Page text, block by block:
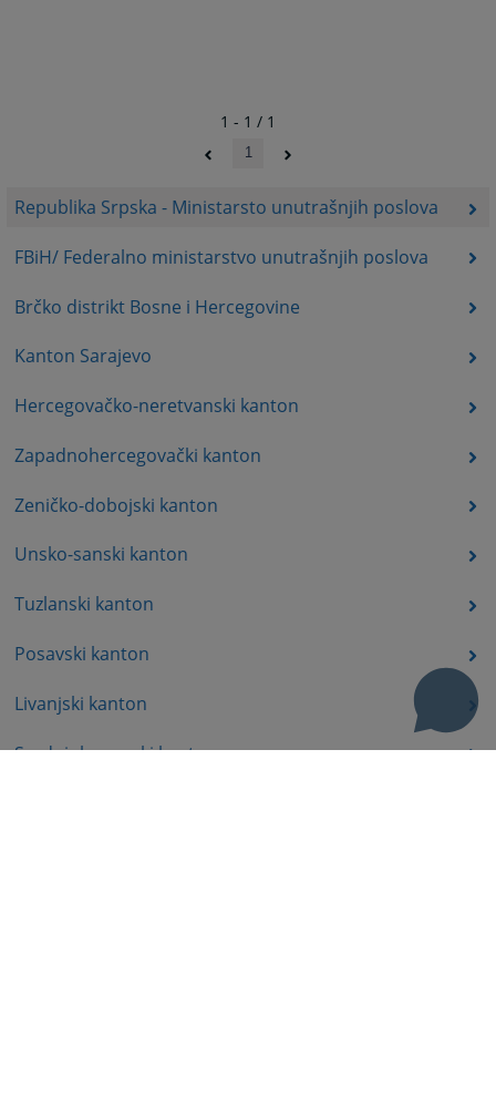
Republika Srpska - Ministarsto unutrašnjih poslova
FBiH/ Federalno ministarstvo unutrašnjih poslova
Brčko distrikt Bosne i Hercegovine
Kanton Sarajevo
Hercegovačko-neretvanski kanton
Zapadnohercegovački kanton
Zeničko-dobojski kanton
Unsko-sanski kanton
Tuzlanski kanton
Posavski kanton
Livanjski kanton
Srednjobosanski kanton
1 - 1 / 1
1